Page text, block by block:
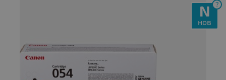
?
N
нов